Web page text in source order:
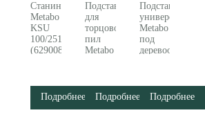
Станина
Metabo
KSU
100/251/401
(629008000)
Подробнее
Подставка
для
торцовочных
пил
Metabo
629005000
Подробнее
Подставка
универсальная
Metabo
под
деревообработку
Подробнее